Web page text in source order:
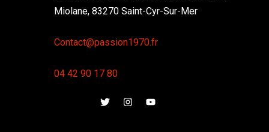
Miolane, 83270 Saint-Cyr-Sur-Mer
Contact@passion1970.fr
04 42 90 17 80